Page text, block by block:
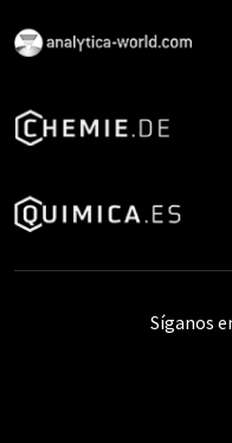
Síganos